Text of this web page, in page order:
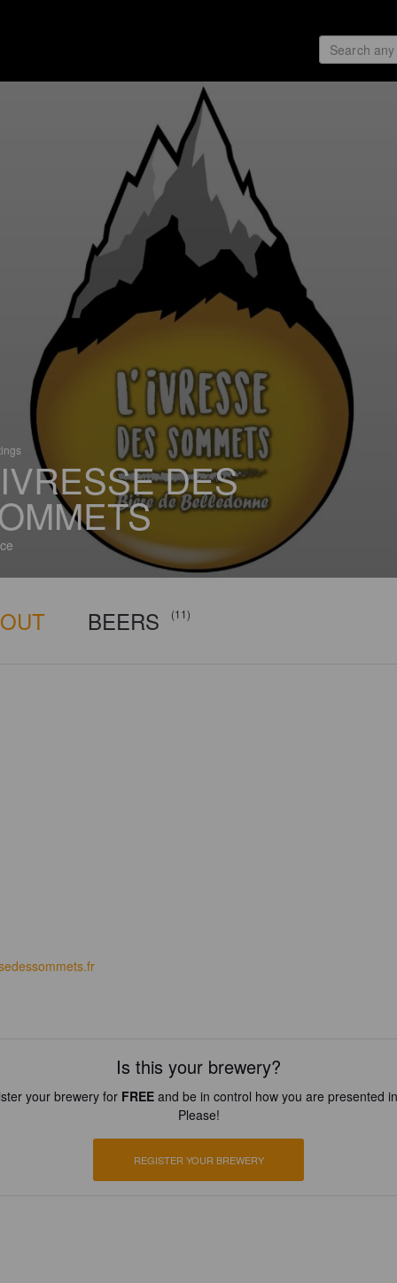
DES
BEERS (11)
Is this your brewery?
your brewery for FREEand be in control how you are presented
Please!
REGISTER YOUR BREWERY